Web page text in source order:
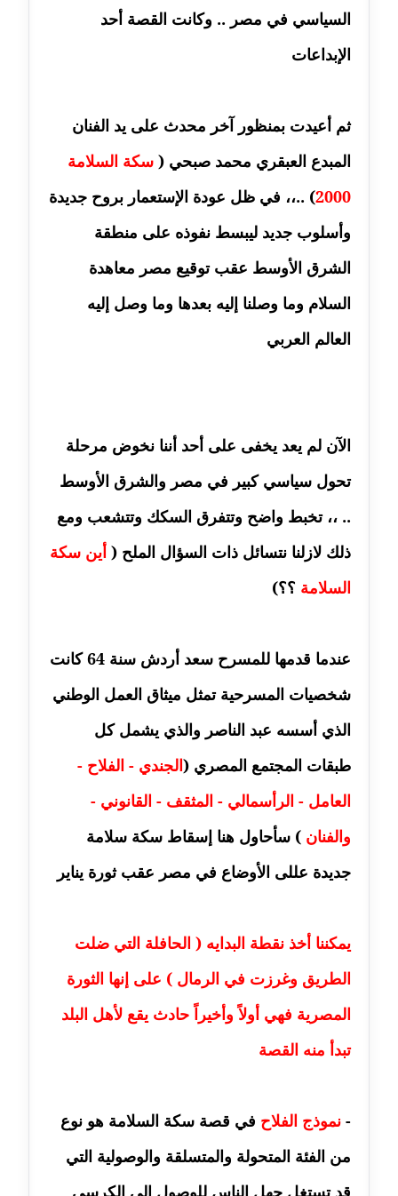
عاملة
عاملة
مدونة اسماعيل ابو زيد
عاملة
مدونة اسماعيل محسن
مدونة اسيمة اسامه
عاملة
مدونة اشرف النجار
عاملة
مدونة السيده فوزي
عاملة
عاملة
مدونة أماني بالحاج
مدونة أماني عبد السلام
عاملة
مدونة أماني عز الدين
عاملة
مدونة أمل الخولي
عاملة
مدونة أمل درويش
عاملة
مدونة امل محمود
السياسي في مصر .. وكانت القصة أحد
الإبداعات
ثم أعيدت بمنظور آخر محدث على يد الفنان
المبدع العبقري محمد صبحي ( سكة السلامة
2000) ..،، في ظل عودة الإستعمار بروح جديدة
وأسلوب جديد ليبسط نفوذه على منطقة
الشرق الأوسط عقب توقيع مصر معاهدة
السلام وما وصلنا إليه بعدها وما وصل إليه
العالم العربي
الآن لم يعد يخفى على أحد أننا نخوض مرحلة
تحول سياسي كبير في مصر والشرق الأوسط
.. ،، تخبط واضح وتتفرق السكك وتتشعب ومع
ذلك لازلنا نتسائل ذات السؤال الملح ( أين سكة
السلامة ؟؟)
عندما قدمها للمسرح سعد أردش سنة 64 كانت
شخصيات المسرحية تمثل ميثاق العمل الوطني
الذي أسسه عبد الناصر والذي يشمل كل
طبقات المجتمع المصري (الجندي - الفلاح -
العامل - الرأسمالي - المثقف - القانوني -
والفنان ) سأحاول هنا إسقاط سكة سلامة
جديدة عللى الأوضاع في مصر عقب ثورة يناير
يمكننا أخذ نقطة البدايه ( الحافلة التي ضلت
الطريق وغرزت في الرمال ) على إنها الثورة
المصرية فهي أولاً وأخيراً حادث يقع لأهل البلد
تبدأ منه القصة
- نموذج الفلاح في قصة سكة السلامة هو نوع
من الفئة المتحولة والمتسلقة والوصولية التي
قد تستغل جهل الناس للوصول إلى الكرسي